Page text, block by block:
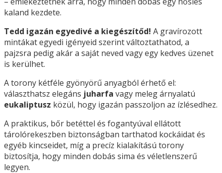
kaland kezdete.
Tedd igazán egyedivé a kiegészítőd! A gravírozott
mintákat egyedi igényeid szerint változtathatod, a
pajzsra pedig akár a saját neved vagy egy kedves üzenet
is kerülhet.
A torony kétféle gyönyörű anyagból érhető el:
választhatsz elegáns juharfa vagy meleg árnyalatú
eukaliptusz közül, hogy igazán passzoljon az ízlésedhez.
A praktikus, bőr betéttel és fogantyúval ellátott
tárolórekeszben biztonságban tarthatod kockáidat és
egyéb kincseidet, míg a precíz kialakítású torony
biztosítja, hogy minden dobás sima és véletlenszerű
legyen.